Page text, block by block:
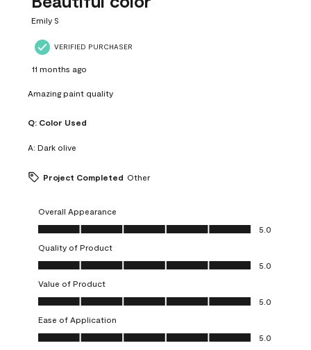
Emily S
VERIFIED PURCHASER
11 months ago
Amazing paint quality
Q: Color Used
A: Dark olive
Project Completed Other
Overall Appearance
Overall Appearance, 5.0 out of 5
5.0
Quality of Product
Quality of Product, 5.0 out of 5
5.0
Value of Product
Value of Product, 5.0 out of 5
5.0
Ease of Application
Ease of Application, 5.0 out of 5
5.0